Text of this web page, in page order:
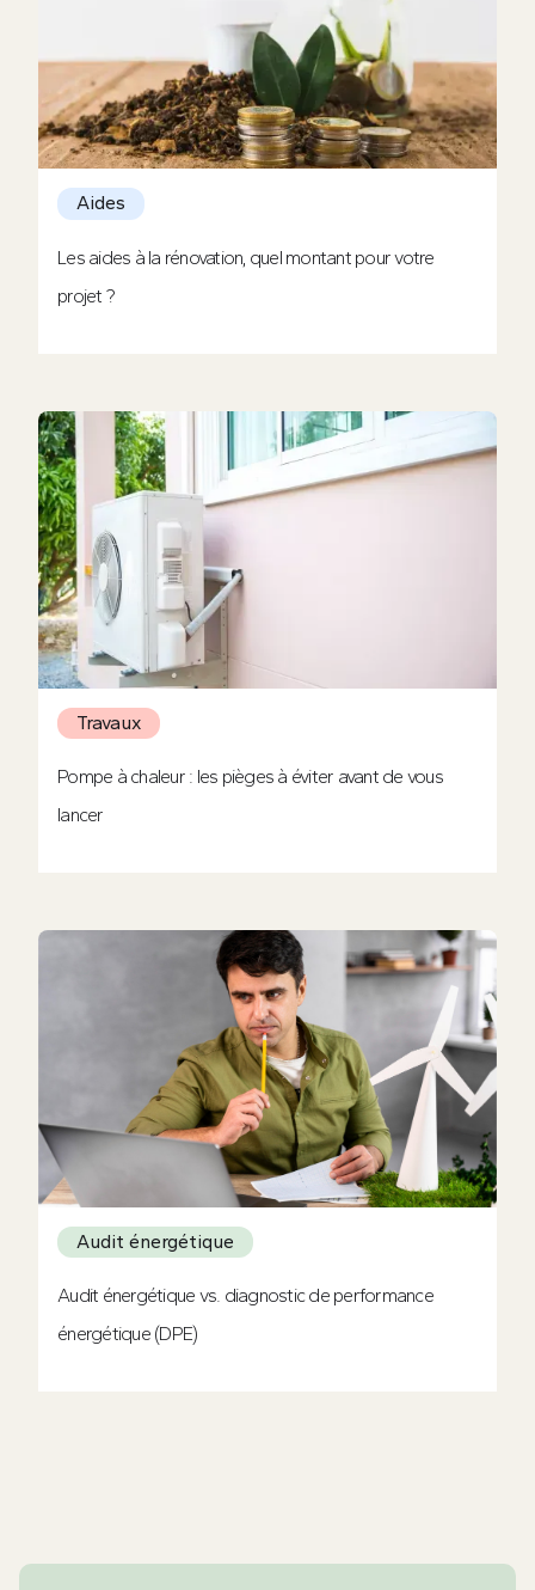
Aides
Les aides à la rénovation, quel montant pour votre
projet ?
Travaux
Pompe à chaleur : les pièges à éviter avant de vous
lancer
Audit énergétique
Audit énergétique vs. diagnostic de performance
énergétique (DPE)